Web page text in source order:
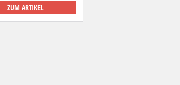
ZUM ARTIKEL